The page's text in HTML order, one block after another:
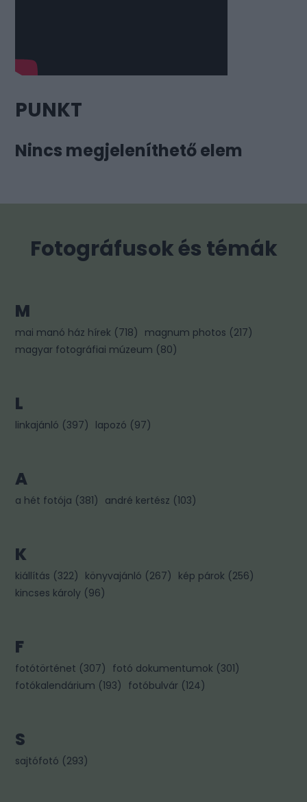
PUNKT
Nincs megjeleníthető elem
Fotográfusok és témák
M
mai manó ház hírek (718) magnum photos (217)
magyar fotográfiai múzeum (80)
L
linkajánló (397) lapozó (97)
A
a hét fotója (381) andré kertész (103)
K
kiállítás (322) könyvajánló (267) kép párok (256)
kincses károly (96)
F
fotótörténet (307) fotó dokumentumok (301)
fotókalendárium (193) fotóbulvár (124)
S
sajtófotó (293)